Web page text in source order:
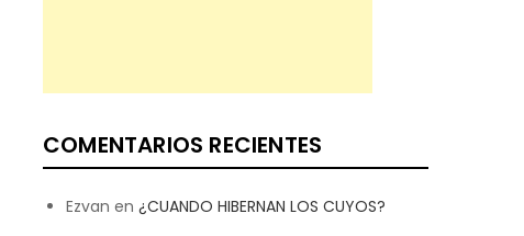
COMENTARIOS RECIENTES
Ezvan en ¿CUANDO HIBERNAN LOS CUYOS?